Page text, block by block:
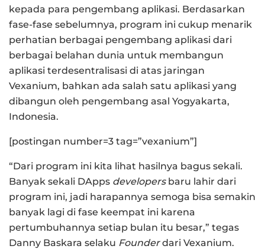
kepada para pengembang aplikasi. Berdasarkan
fase-fase sebelumnya, program ini cukup menarik
perhatian berbagai pengembang aplikasi dari
berbagai belahan dunia untuk membangun
aplikasi terdesentralisasi di atas jaringan
Vexanium, bahkan ada salah satu aplikasi yang
dibangun oleh pengembang asal Yogyakarta,
Indonesia.
[postingan number=3 tag=”vexanium”]
“Dari program ini kita lihat hasilnya bagus sekali.
Banyak sekali DApps developers baru lahir dari
program ini, jadi harapannya semoga bisa semakin
banyak lagi di fase keempat ini karena
pertumbuhannya setiap bulan itu besar,” tegas
Danny Baskara selaku Founderdari Vexanium.